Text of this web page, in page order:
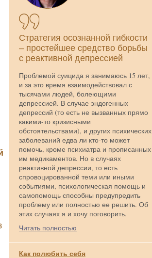
Стратегия осознанной гибкости
– простейшее средство борьбы
с реактивной депрессией
Проблемой суицида я занимаюсь 15 лет,
и за это время взаимодействовал с
тысячами людей, болеющими
депрессией. В случае эндогенных
депрессий (то есть не вызванных прямо
какими-то кризисными
обстоятельствами), и других психических
заболеваний едва ли кто-то может
помочь, кроме психиатра и прописанных
им медикаментов. Но в случаях
реактивной депрессии, то есть
спровоцированной теми или иными
событиями, психологическая помощь и
самопомощь способны предупредить
проблему или полностью ее решить. Об
этих случаях я и хочу поговорить.
Читать полностью
Как полюбить себя